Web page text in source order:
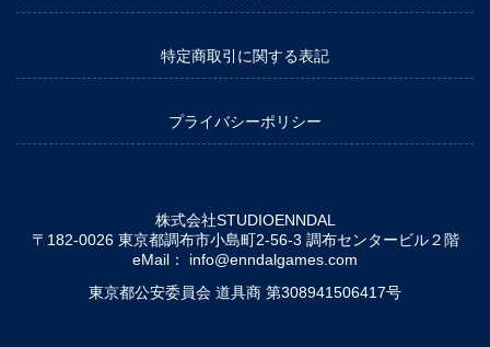
特定商取引に関する表記
プライバシーポリシー
株式会社STUDIOENNDAL
〒182-0026 東京都調布市小島町2-56-3 調布センタービル２階
eMail： info@enndalgames.com
東京都公安委員会 道具商 第308941506417号